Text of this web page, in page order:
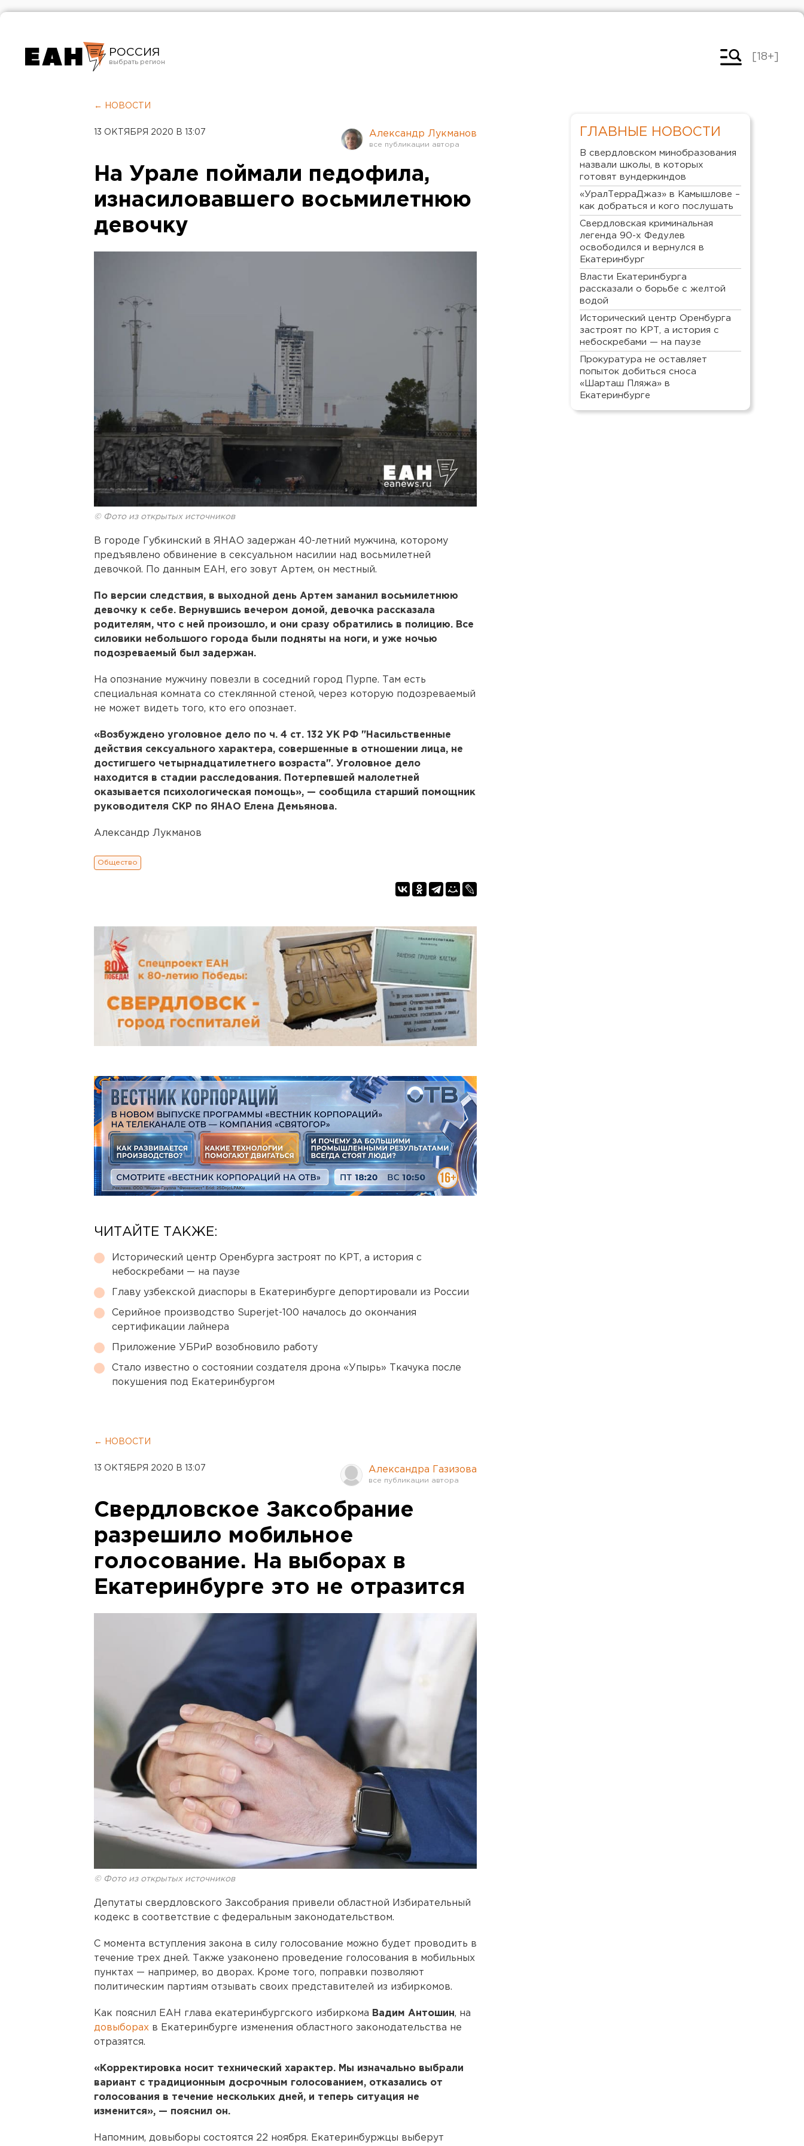
РОССИЯ
Челябинск
[18+]
← НОВОСТИ
13 ОКТЯБРЯ 2020 В 13:07 Александр Лукманов
На Урале поймали педофила,
изнасиловавшего восьмилетнюю
девочку
© Фото из открытых источников
В городе Губкинский в ЯНАО задержан 40-летний мужчина, которому
предъявлено обвинение в сексуальном насилии над восьмилетней
девочкой. По данным ЕАН, его зовут Артем, он местный.
По версии следствия, в выходной день Артем заманил восьмилетнюю
девочку к себе. Вернувшись вечером домой, девочка рассказала
родителям, что с ней произошло, и они сразу обратились в полицию. Все
силовики небольшого города были подняты на ноги, и уже ночью
подозреваемый был задержан.
На опознание мужчину повезли в соседний город Пурпе. Там есть
специальная комната со стеклянной стеной, через которую подозреваемый
не может видеть того, кто его опознает.
«Возбуждено уголовное дело по ч. 4 ст. 132 УК РФ "Насильственные
действия сексуального характера, совершенные в отношении лица, не
достигшего четырнадцатилетнего возраста". Уголовное дело
находится в стадии расследования. Потерпевшей малолетней
оказывается психологическая помощь», — сообщила старший помощник
руководителя СКР по ЯНАО Елена Демьянова.
Александр Лукманов
Общество
ЧИТАЙТЕ ТАКЖЕ:
Исторический центр Оренбурга застроят по КРТ, а история с
небоскребами — на паузе
Главу узбекской диаспоры в Екатеринбурге депортировали из России
Серийное производство Superjet-100 началось до окончания
сертификации лайнера
Приложение УБРиР возобновило работу
Стало известно о состоянии создателя дрона «Упырь» Ткачука после
покушения под Екатеринбургом
← НОВОСТИ
13 ОКТЯБРЯ 2020 В 13:07 Александра Газизова
Свердловское Заксобрание
разрешило мобильное
голосование. На выборах в
Екатеринбурге это не отразится
© Фото из открытых источников
Депутаты свердловского Заксобрания привели областной Избирательный
кодекс в соответствие с федеральным законодательством.
С момента вступления закона в силу голосование можно будет проводить в
течение трех дней. Также узаконено проведение голосования в мобильных
пунктах — например, во дворах. Кроме того, поправки позволяют
политическим партиям отзывать своих представителей из избиркомов.
Как пояснил ЕАН глава екатеринбургского избиркома Вадим Антошин, на
довыборах в Екатеринбурге изменения областного законодательства не
отразятся.
«Корректировка носит технический характер. Мы изначально выбрали
вариант с традиционным досрочным голосованием, отказались от
голосования в течение нескольких дней, и теперь ситуация не
изменится», — пояснил он.
Напомним, довыборы состоятся 22 ноября. Екатеринбуржцы выберут
ГЛАВНЫЕ НОВОСТИ
В свердловском минобразования
назвали школы, в которых
готовят вундеркиндов
«УралТерраДжаз» в Камышлове –
как добраться и кого послушать
Свердловская криминальная
легенда 90-х Федулев
освободился и вернулся в
Екатеринбург
Власти Екатеринбурга
рассказали о борьбе с желтой
водой
Исторический центр Оренбурга
застроят по КРТ, а история с
небоскребами — на паузе
Прокуратура не оставляет
попыток добиться сноса
«Шарташ Пляжа» в
Екатеринбурге